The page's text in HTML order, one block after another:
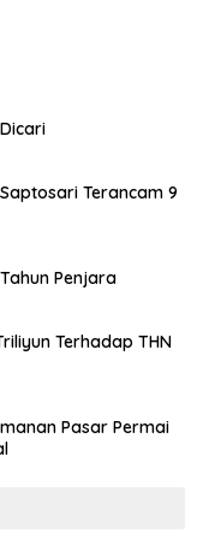
Terancam 9
Penjara
Terhadap THN
Pasar Permai